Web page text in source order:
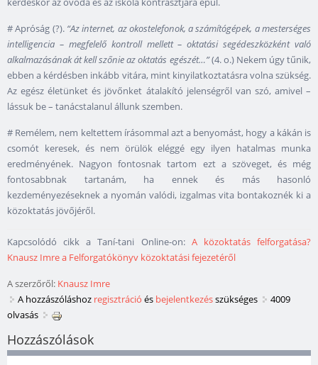
# Apróság (?). “Az internet, az okostelefonok, a számítógépek, a mesterséges
intelligencia – megfelelő kontroll mellett – oktatási segédeszközként való
alkalmazásának át kell szőnie az oktatás egészét…”(4. o.) Nekem úgy tűnik,
ebben a kérdésben inkább vitára, mint kinyilatkoztatásra volna szükség.
Az egész életünket és jövőnket átalakító jelenségről van szó, amivel –
lássuk be – tanácstalanul állunk szemben.
# Remélem, nem keltettem írásommal azt a benyomást, hogy a kákán is
csomót keresek, és nem örülök eléggé egy ilyen hatalmas munka
eredményének. Nagyon fontosnak tartom ezt a szöveget, és még
fontosabbnak tartanám, ha ennek és más hasonló
kezdeményezéseknek a nyomán valódi, izgalmas vita bontakoznék ki a
közoktatás jövőjéről.
Kapcsolódó cikk a Taní-tani Online-on: A közoktatás felforgatása?
Knausz Imre a Felforgatókönyv közoktatási fejezetéről
A szerzőről: Knausz Imre
A hozzászóláshoz regisztráció és bejelentkezésszükséges
4009
olvasás
Hozzászólások